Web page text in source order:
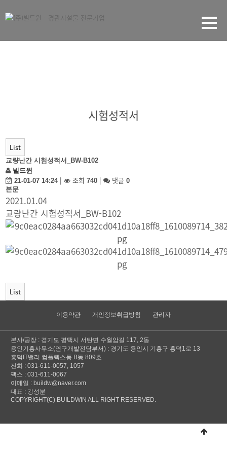
시험성적서
List
교량난간 시험성적서_BW-B102
빌드윈
21-01-07 14:24 | 조회 740 | 댓글 0
본문
2021.01.04
교량난간 시험성적서_BW-B102
List
이용약관 개인정보취급방침 관리자
본사/공장 : 경기도 평택시 서탄면 수월암길 117, 2동
용인기흥사무소(연구개발전담부서) : 경기도 용인시 기흥구 흥덕1로 13
흥덕IT밸리 컴플렉스동 B동 809호
전화 : 031-611-0057, 1057
팩스 : 031-611-0067
이메일 : buildw@naver.com
대표 : 강성분
COPYRIGHT(C) BUILDWIN ALL RIGHT RESERVED.